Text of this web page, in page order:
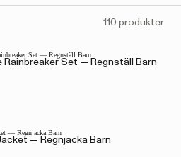
110 produkter
Rainbreaker Set — Regnställ Barn
— Regnjacka Barn